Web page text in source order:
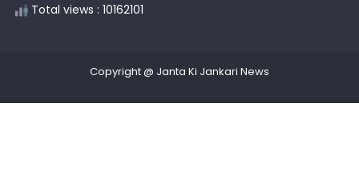
Total views : 10162101
Copyright @ Janta Ki Jankari News